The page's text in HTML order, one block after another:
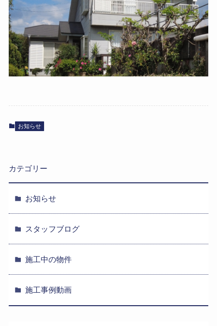
お知らせ
カテゴリー
お知らせ
スタッフブログ
施工中の物件
施工事例動画